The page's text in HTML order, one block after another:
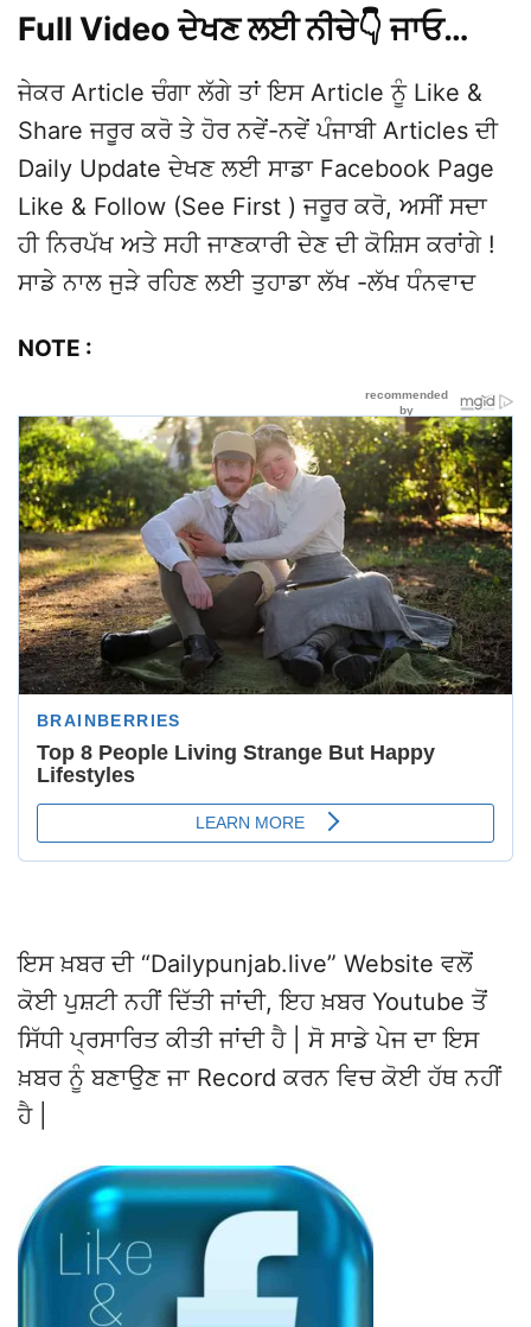
ਜੇਕਰ Article ਚੰਗਾ ਲੱਗੇ ਤਾਂ ਇਸ Article ਨੂੰ Like &
Share ਜਰੂਰ ਕਰੋ ਤੇ ਹੋਰ ਨਵੇਂ-ਨਵੇਂ ਪੰਜਾਬੀ Articles ਦੀ
Daily Update ਦੇਖਣ ਲਈ ਸਾਡਾ Facebook Page
Like & Follow (See First ) ਜਰੂਰ ਕਰੋ, ਅਸੀਂ ਸਦਾ
ਹੀ ਨਿਰਪੱਖ ਅਤੇ ਸਹੀ ਜਾਣਕਾਰੀ ਦੇਣ ਦੀ ਕੋਸ਼ਿਸ ਕਰਾਂਗੇ !
ਸਾਡੇ ਨਾਲ ਜੁੜੇ ਰਹਿਣ ਲਈ ਤੁਹਾਡਾ ਲੱਖ -ਲੱਖ ਧੰਨਵਾਦ
NOTE :
ਇਸ ਖ਼ਬਰ ਦੀ “Dailypunjab.live” Website ਵਲੋਂ
ਕੋਈ ਪੁਸ਼ਟੀ ਨਹੀਂ ਦਿੱਤੀ ਜਾਂਦੀ, ਇਹ ਖ਼ਬਰ Youtube ਤੋਂ
ਹੈ |